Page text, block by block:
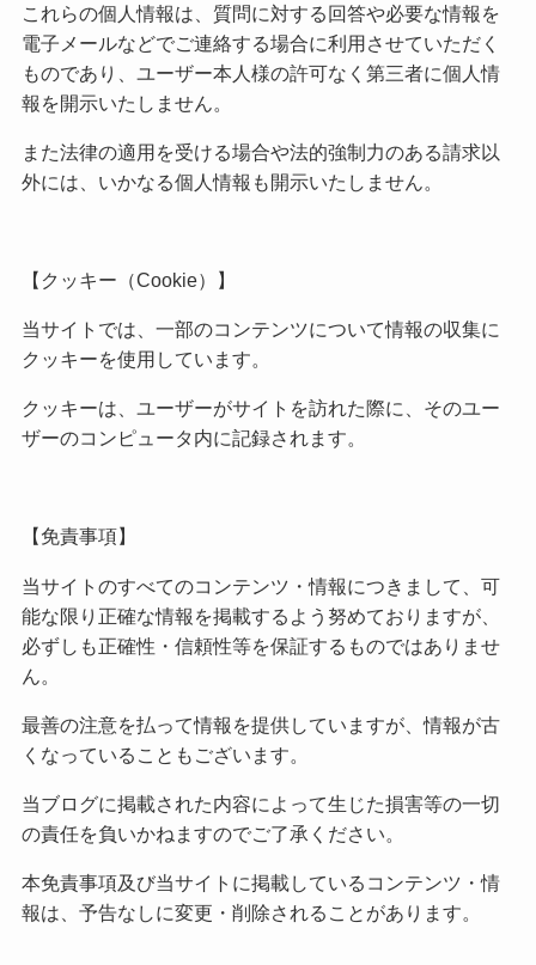
これらの個人情報は、質問に対する回答や必要な情報を
電子メールなどでご連絡する場合に利用させていただく
ものであり、ユーザー本人様の許可なく第三者に個人情
報を開示いたしません。
また法律の適用を受ける場合や法的強制力のある請求以
外には、いかなる個人情報も開示いたしません。
【クッキー（Cookie）】
当サイトでは、一部のコンテンツについて情報の収集に
クッキーを使用しています。
クッキーは、ユーザーがサイトを訪れた際に、そのユー
ザーのコンピュータ内に記録されます。
【免責事項】
当サイトのすべてのコンテンツ・情報につきまして、可
能な限り正確な情報を掲載するよう努めておりますが、
必ずしも正確性・信頼性等を保証するものではありませ
ん。
最善の注意を払って情報を提供していますが、情報が古
くなっていることもございます。
当ブログに掲載された内容によって生じた損害等の一切
の責任を負いかねますのでご了承ください。
本免責事項及び当サイトに掲載しているコンテンツ・情
報は、予告なしに変更・削除されることがあります。